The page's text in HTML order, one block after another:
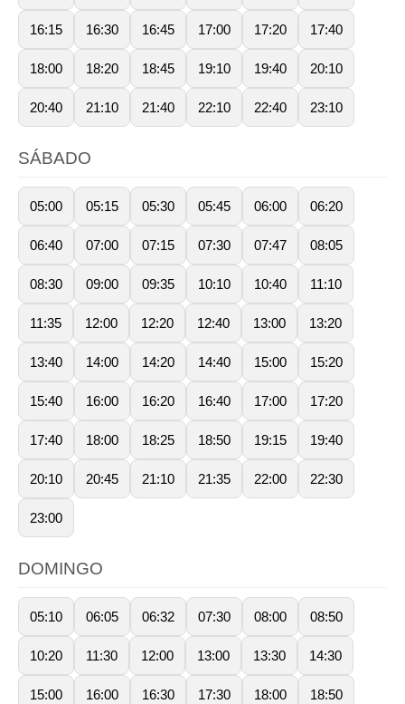
16:15 16:30 16:45 17:00 17:20 17:40
18:00 18:20 18:45 19:10 19:40 20:10
20:40 21:10 21:40 22:10 22:40 23:10
SÁBADO
05:00 05:15 05:30 05:45 06:00 06:20
06:40 07:00 07:15 07:30 07:47 08:05
08:30 09:00 09:35 10:10 10:40 11:10
11:35 12:00 12:20 12:40 13:00 13:20
13:40 14:00 14:20 14:40 15:00 15:20
15:40 16:00 16:20 16:40 17:00 17:20
17:40 18:00 18:25 18:50 19:15 19:40
20:10 20:45 21:10 21:35 22:00 22:30
23:00
DOMINGO
05:10 06:05 06:32 07:30 08:00 08:50
10:20 11:30 12:00 13:00 13:30 14:30
15:00 16:00 16:30 17:30 18:00 18:50